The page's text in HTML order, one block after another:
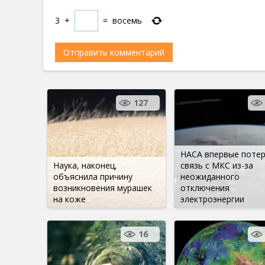
3 + = восемь
Наука, наконец,
объяснила причину
возникновения мурашек
на коже
127
НАСА впервые
связь с МКС из-за
неожиданного
отключения
электроэнергии
16